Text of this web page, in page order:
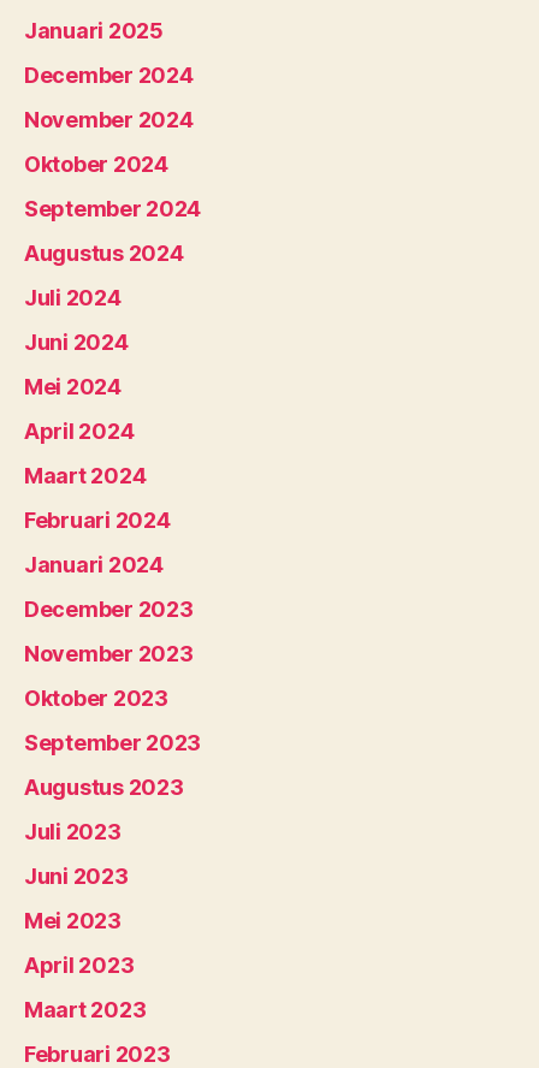
Januari 2025
December 2024
November 2024
Oktober 2024
September 2024
Augustus 2024
Juli 2024
Juni 2024
Mei 2024
April 2024
Maart 2024
Februari 2024
Januari 2024
December 2023
November 2023
Oktober 2023
September 2023
Augustus 2023
Juli 2023
Juni 2023
Mei 2023
April 2023
Maart 2023
Februari 2023